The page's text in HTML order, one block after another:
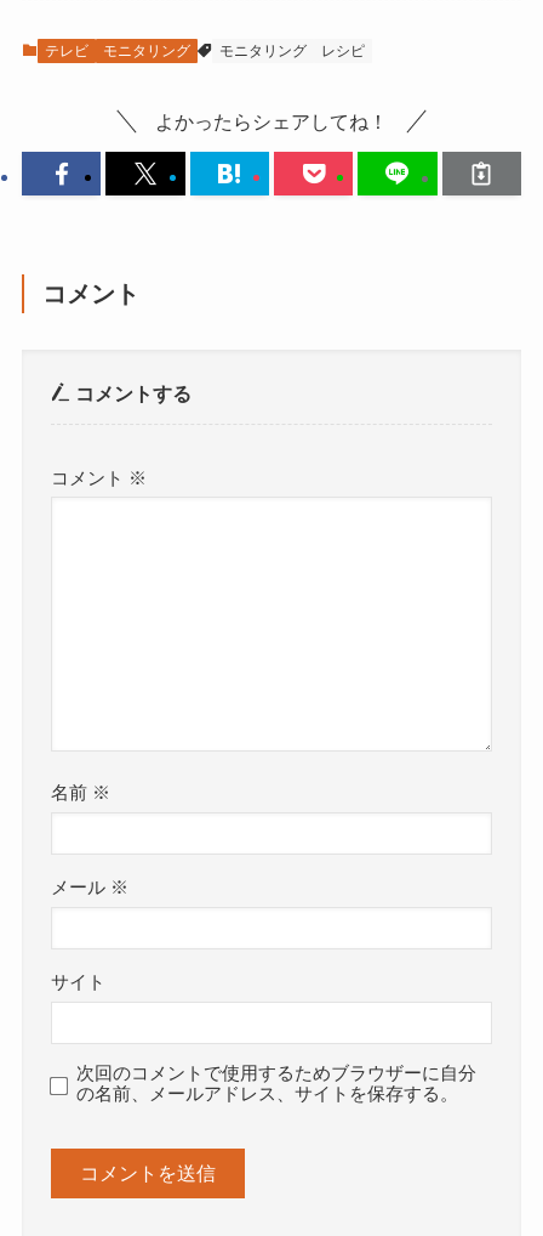
テレビ モニタリング モニタリング レシピ
よかったらシェアしてね！
コメント
コメントする
コメント ※
名前 ※
メール ※
サイト
次回のコメントで使用するためブラウザーに自分
の名前、メールアドレス、サイトを保存する。